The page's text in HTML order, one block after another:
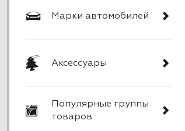
Марки автомобилей
Аксессуары
Популярные группы
товаров